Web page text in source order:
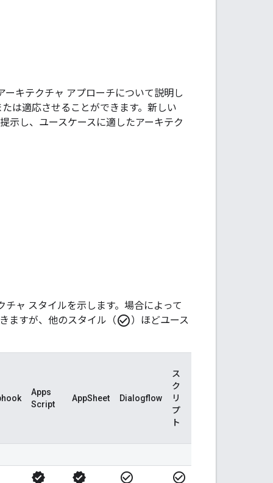
ーキテクチャ アプローチについて説明し
は適応させることができます。新しい
示し、ユースケースに適したアーキテク
チャ スタイルを示します。場合によって
ますが、他のスタイル（check_circle_outline）ほどユース
Apps
Script
AppSheet Dialogflow
ス
ク
リ
プ
ト
verified verified check_circle_outline check_circle_outline